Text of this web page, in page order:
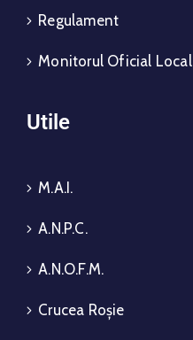
Regulament
Monitorul Oficial Local
Utile
M.A.I.
A.N.P.C.
A.N.O.F.M.
Crucea Roșie